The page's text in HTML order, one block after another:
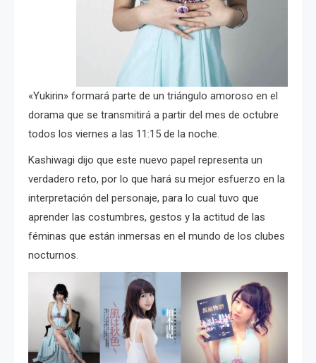
«Yukirin» formará parte de un triángulo amoroso en el
dorama que se transmitirá a partir del mes de octubre
todos los viernes a las 11:15 de la noche.
Kashiwagi dijo que este nuevo papel representa un
verdadero reto, por lo que hará su mejor esfuerzo en la
interpretación del personaje, para lo cual tuvo que
aprender las costumbres, gestos y la actitud de las
féminas que están inmersas en el mundo de los clubes
nocturnos.